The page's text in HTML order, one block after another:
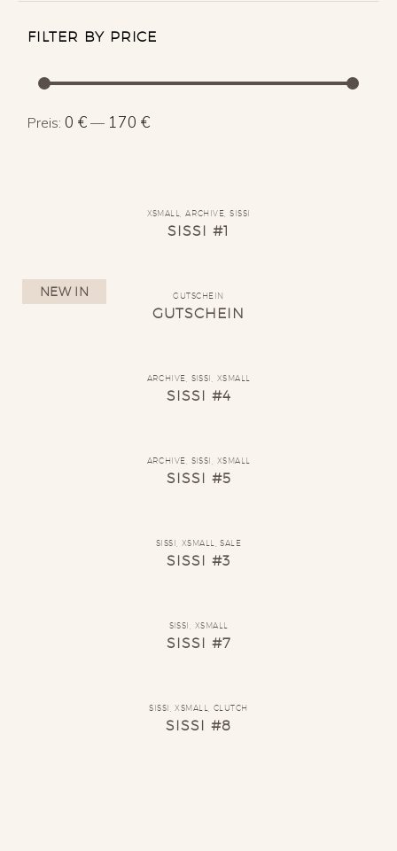
FILTER BY PRICE
Min.
Max.
Preis: 0 €— 170 €
XSMALL ,ARCHIVE ,SISSI
SISSI #1
NEW IN GUTSCHEIN
GUTSCHEIN
ARCHIVE SISSI XSMALL
SISSI #4
ARCHIVE SISSI XSMALL
SISSI #5
SISSI XSMALL ,SALE
SISSI #3
SISSI XSMALL
SISSI #7
SISSI ,XSMALL ,CLUTCH
SISSI #8